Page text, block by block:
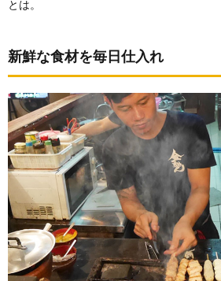
とは。
新鮮な食材を毎日仕入れ